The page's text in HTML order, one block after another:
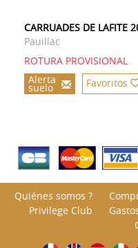
CARRUADES DE LAFITE
Pauillac
ROTURA PROVISIONAL
Alerta
suelo Favoritos
Quiénes somos ?
Privilege Club